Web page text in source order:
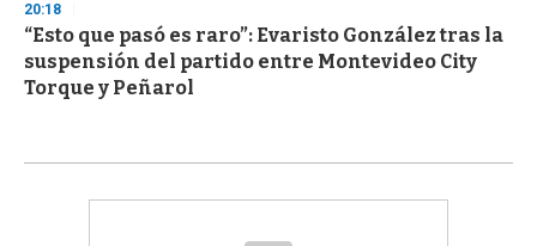
20:18
“Esto que pasó es raro”: Evaristo González tras la
suspensión del partido entre Montevideo City
Torque y Peñarol